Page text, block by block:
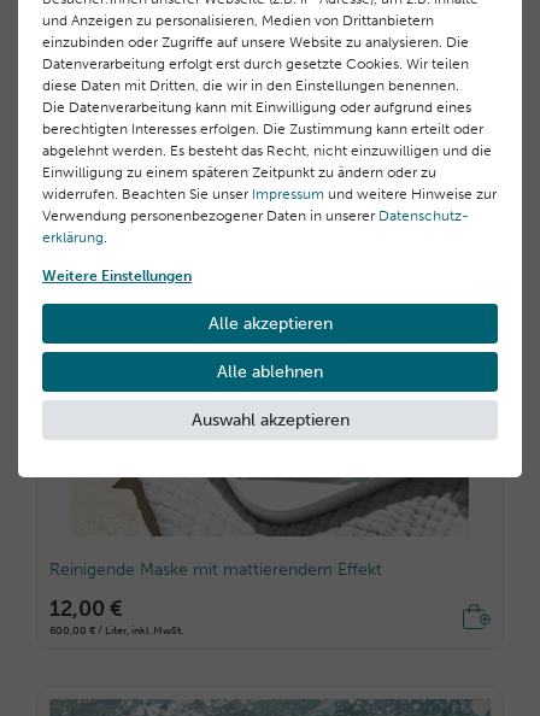
600,00 € / Liter, inkl. MwSt.
Reinigende Maske mit mattierendem Effekt
12,00 €
600,00 € / Liter, inkl. MwSt.
und Anzeigen zu personalisieren, Medien von Drittanbietern
einzubinden oder Zugriffe auf unsere Website zu analysieren. Die
Datenverarbeitung erfolgt erst durch gesetzte Cookies. Wir teilen
diese Daten mit Dritten, die wir in den Einstellungen benennen.
Die Datenverarbeitung kann mit Einwilligung oder aufgrund eines
berechtigten Interesses erfolgen. Die Zustimmung kann erteilt oder
abgelehnt werden. Es besteht das Recht, nicht einzuwilligen und die
Einwilligung zu einem späteren Zeitpunkt zu ändern oder zu
widerrufen. Beachten Sie unser Impressum und weitere Hinweise zur
Verwendung personenbezogener Daten in unserer Daten­schutz­
erklärung
Weitere Einstellungen
Alle akzeptieren
Alle ablehnen
Auswahl akzeptieren